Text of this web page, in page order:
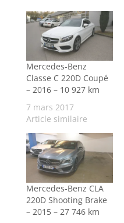
Mercedes-Benz
Classe C 220D Coupé
– 2016 – 10 927 km
7 mars 2017
Article similaire
Mercedes-Benz CLA
220D Shooting Brake
– 2015 – 27 746 km